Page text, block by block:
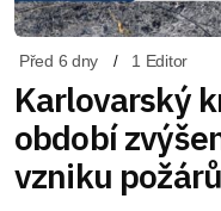
Před 6 dny 1 Editor
Karlovarský
období
vzniku